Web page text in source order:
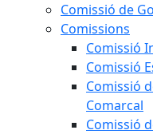
Comissió de
Comissions
Comissió
Comissió
Comissió
Comarcal
Comissió